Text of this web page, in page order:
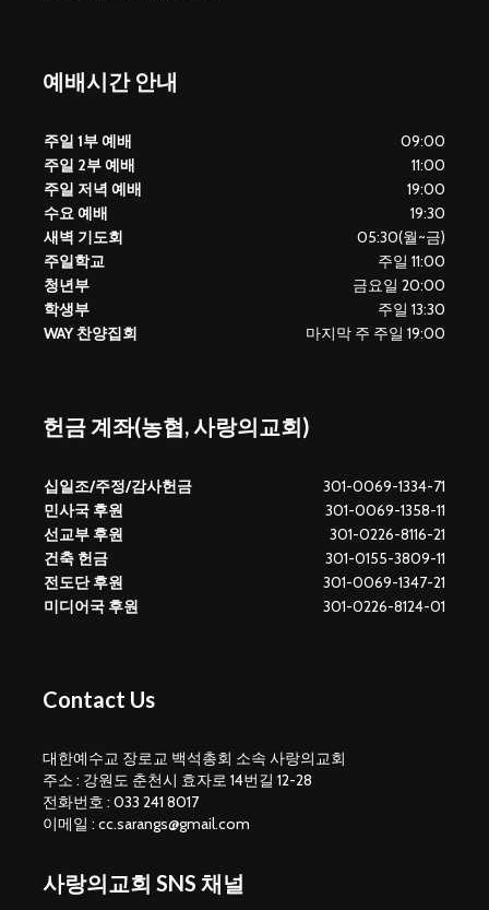
예배시간 안내
주일 1부 예배
09:00
주일 2부 예배
11:00
주일 저녁 예배
19:00
수요 예배
19:30
새벽 기도회
05:30(월~금)
주일학교
주일 11:00
청년부
금요일 20:00
학생부
주일 13:30
WAY 찬양집회
마지막 주 주일 19:00
헌금 계좌(농협, 사랑의교회)
십일조/주정/감사헌금
301-0069-1334-71
민사국 후원
301-0069-1358-11
선교부 후원
301-0226-8116-21
건축 헌금
301-0155-3809-11
전도단 후원
301-0069-1347-21
미디어국 후원
301-0226-8124-01
Contact Us
대한예수교 장로교 백석총회 소속 사랑의교회
주소 : 강원도 춘천시 효자로 14번길 12-28
전화번호 : 033 241 8017
이메일 : cc.sarangs@gmail.com
사랑의교회 SNS 채널